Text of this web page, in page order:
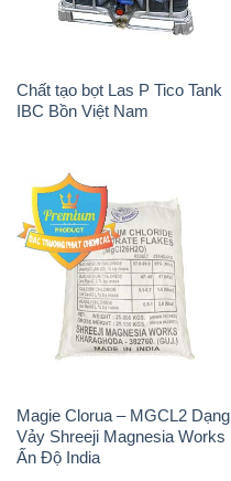
Chất tạo bọt Las P Tico Tank
IBC Bồn Việt Nam
Magie Clorua – MGCL2 Dạng
Vảy Shreeji Magnesia Works
Ấn Độ India